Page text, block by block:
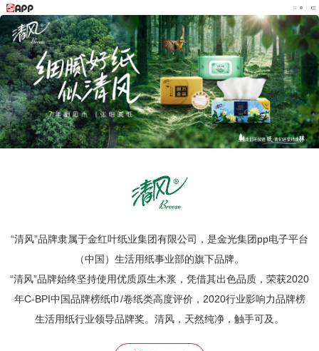
“清风”品牌隶属于金红叶纸业集团有限公司，是金光集团pp电子平台
（中国）生活用纸事业部的旗下品牌。
“清风”品牌始终坚持使用优质原生木浆，凭借其出色品质，荣获2020
年C-BPI中国品牌榜纸巾/卷纸类高度评价，2020行业影响力品牌榜
生活用纸行业领导品牌奖。清风，天然纯净，触手可及。